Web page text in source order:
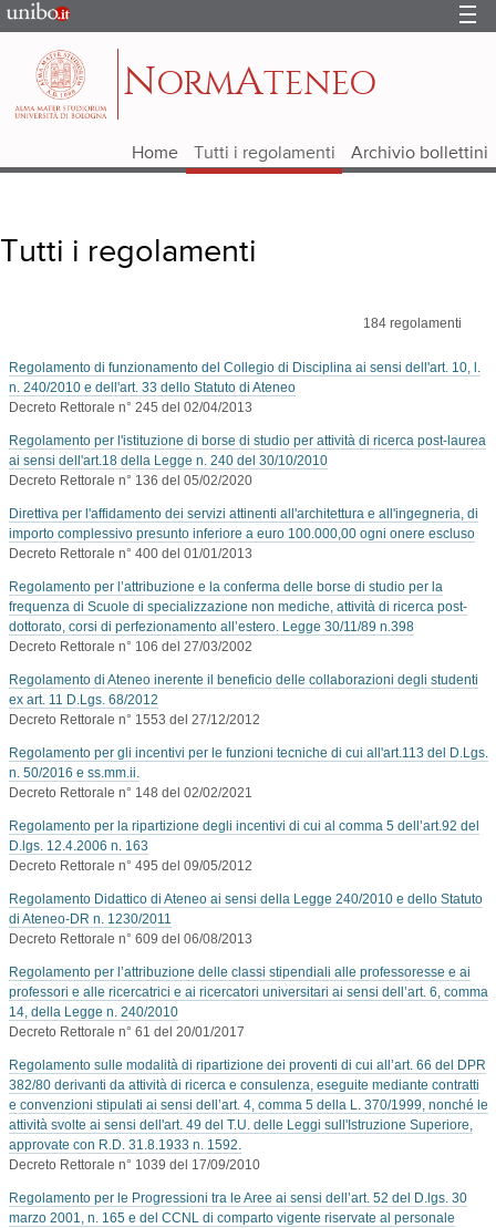
Portale
d'Ateneo
NORMATENEO
Home Tutti i regolamenti Archivio bollettini
Tutti i regolamenti
184regolamenti
Regolamento di funzionamento del Collegio di Disciplina ai sensi dell'art. 10, l.
n. 240/2010 e dell'art. 33 dello Statuto di Ateneo
Decreto Rettorale n° 245 del 02/04/2013
Regolamento per l'istituzione di borse di studio per attività di ricerca post-laurea
ai sensi dell'art.18 della Legge n. 240 del 30/10/2010
Decreto Rettorale n° 136 del 05/02/2020
Direttiva per l'affidamento dei servizi attinenti all'architettura e all'ingegneria, di
importo complessivo presunto inferiore a euro 100.000,00 ogni onere escluso
Decreto Rettorale n° 400 del 01/01/2013
Regolamento per l’attribuzione e la conferma delle borse di studio per la
frequenza di Scuole di specializzazione non mediche, attività di ricerca post-
dottorato, corsi di perfezionamento all’estero. Legge 30/11/89 n.398
Decreto Rettorale n° 106 del 27/03/2002
Regolamento di Ateneo inerente il beneficio delle collaborazioni degli studenti
ex art. 11 D.Lgs. 68/2012
Decreto Rettorale n° 1553 del 27/12/2012
Regolamento per gli incentivi per le funzioni tecniche di cui all'art.113 del D.Lgs.
n. 50/2016 e ss.mm.ii.
Decreto Rettorale n° 148 del 02/02/2021
Regolamento per la ripartizione degli incentivi di cui al comma 5 dell’art.92 del
D.lgs. 12.4.2006 n. 163
Decreto Rettorale n° 495 del 09/05/2012
Regolamento Didattico di Ateneo ai sensi della Legge 240/2010 e dello Statuto
di Ateneo-DR n. 1230/2011
Decreto Rettorale n° 609 del 06/08/2013
Regolamento per l’attribuzione delle classi stipendiali alle professoresse e ai
professori e alle ricercatrici e ai ricercatori universitari ai sensi dell’art. 6, comma
14, della Legge n. 240/2010
Decreto Rettorale n° 61 del 20/01/2017
Regolamento sulle modalità di ripartizione dei proventi di cui all’art. 66 del DPR
382/80 derivanti da attività di ricerca e consulenza, eseguite mediante contratti
e convenzioni stipulati ai sensi dell’art. 4, comma 5 della L. 370/1999, nonché le
attività svolte ai sensi dell'art. 49 del T.U. delle Leggi sull'Istruzione Superiore,
approvate con R.D. 31.8.1933 n. 1592.
Decreto Rettorale n° 1039 del 17/09/2010
Regolamento per le Progressioni tra le Aree ai sensi dell’art. 52 del D.lgs. 30
marzo 2001, n. 165 e del CCNL di comparto vigente riservate al personale